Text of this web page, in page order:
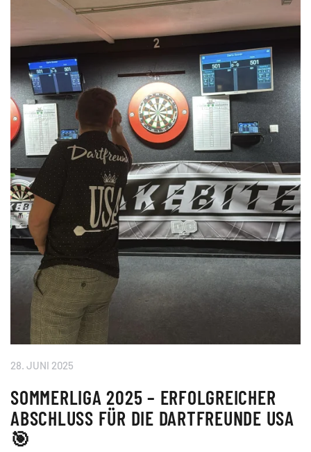
28. JUNI 2025
SOMMERLIGA 2025 – ERFOLGREICHER
ABSCHLUSS FÜR DIE DARTFREUNDE USA
🎯